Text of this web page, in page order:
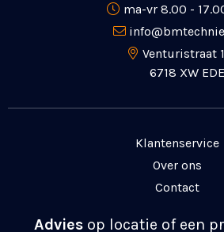
ma-vr 8.00 -
Venturistraat
6718 XW EDE
Klantenservice
Over ons
Contact
Advies op locatie of een